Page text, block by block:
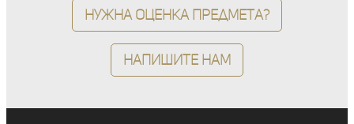
Нужна оценка предмета?
Напишите нам